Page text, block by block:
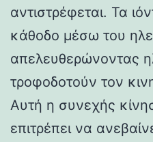
αντιστρέφεται. Τα
κάθοδο μέσω του
απελευθερώνοντας
τροφοδοτούν τον
Αυτή η συνεχής
επιτρέπει να